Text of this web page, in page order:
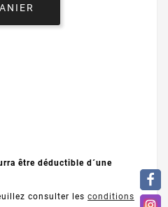
être déductible d´une
consulter les conditions